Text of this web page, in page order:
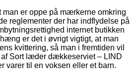
man er oppe på mærkerne omkring
reglementer der har indflydelse på
internet butikken
er det i øvrigt vigtigt, at man
kvittering, så man i fremtiden vil
Sort læder dækkeserviet – LIND
varer til en voksen eller et barn.